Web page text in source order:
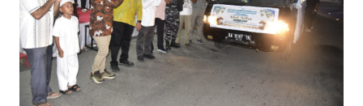
BERITA
KONTAK
KAMI